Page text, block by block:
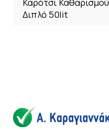
Καρότσι
Διπλό 50lit